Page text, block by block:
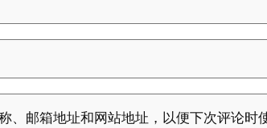
、邮箱地址和网站地址，以便下次评论时